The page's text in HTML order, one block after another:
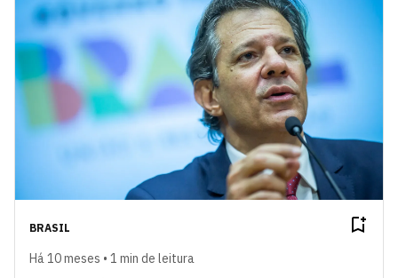
BRASIL
Há 10 meses • 1 min de leitura